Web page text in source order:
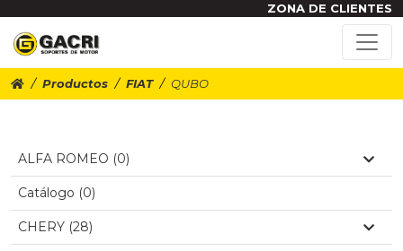
ZONA DE CLIENTES
Productos FIAT QUBO
ALFA ROMEO (0)
Catálogo (0)
CHERY (28)